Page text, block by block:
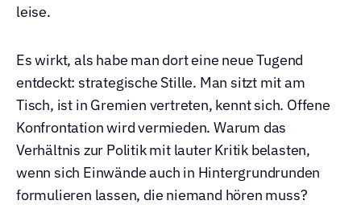
leise.
Es wirkt, als habe man dort eine neue Tugend
entdeckt: strategische Stille. Man sitzt mit am
Tisch, ist in Gremien vertreten, kennt sich. Offene
Konfrontation wird vermieden. Warum das
Verhältnis zur Politik mit lauter Kritik belasten,
wenn sich Einwände auch in Hintergrundrunden
formulieren lassen, die niemand hören muss?